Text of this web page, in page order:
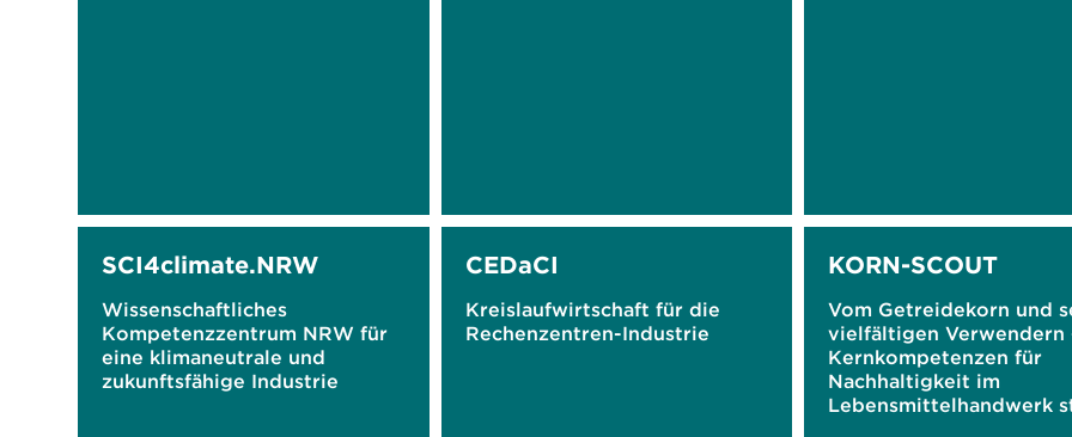
SCI4climate.NRW
Wissenschaftliches
Kompetenzzentrum NRW für
eine klimaneutrale und
zukunftsfähige Industrie
CEDaCI
Kreislaufwirtschaft für die
Rechenzentren-Industrie
KORN-SCOUT
Vom Getreidekorn und
vielfältigen Verwendern
Kernkompetenzen für
Nachhaltigkeit im
Lebensmittelhandwerk